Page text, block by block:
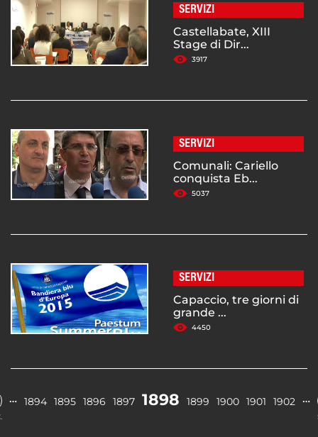
SERVIZI
Castellabate, XIII
Stage di Dir...
3917
SERVIZI
Comunali: Cariello
conquista Eb...
5037
SERVIZI
Capaccio, tre giorni di
grande ...
4450
… 1894 1895 1896 1897 1898 1899 1900 1901 1902 …